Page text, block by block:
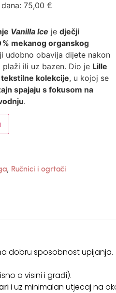
75,00 €
Vanilla Ice je dječji
mekanog organskog
udobno obavija dijete nakon
plaži ili uz bazen. Dio je Lille
tekstilne kolekcije, u kojoj se
spajaju s fokusom na
.
, Ručnici i ogrtači
dobru sposobnost upijanja.
o visini i građi).
i uz minimalan utjecaj na